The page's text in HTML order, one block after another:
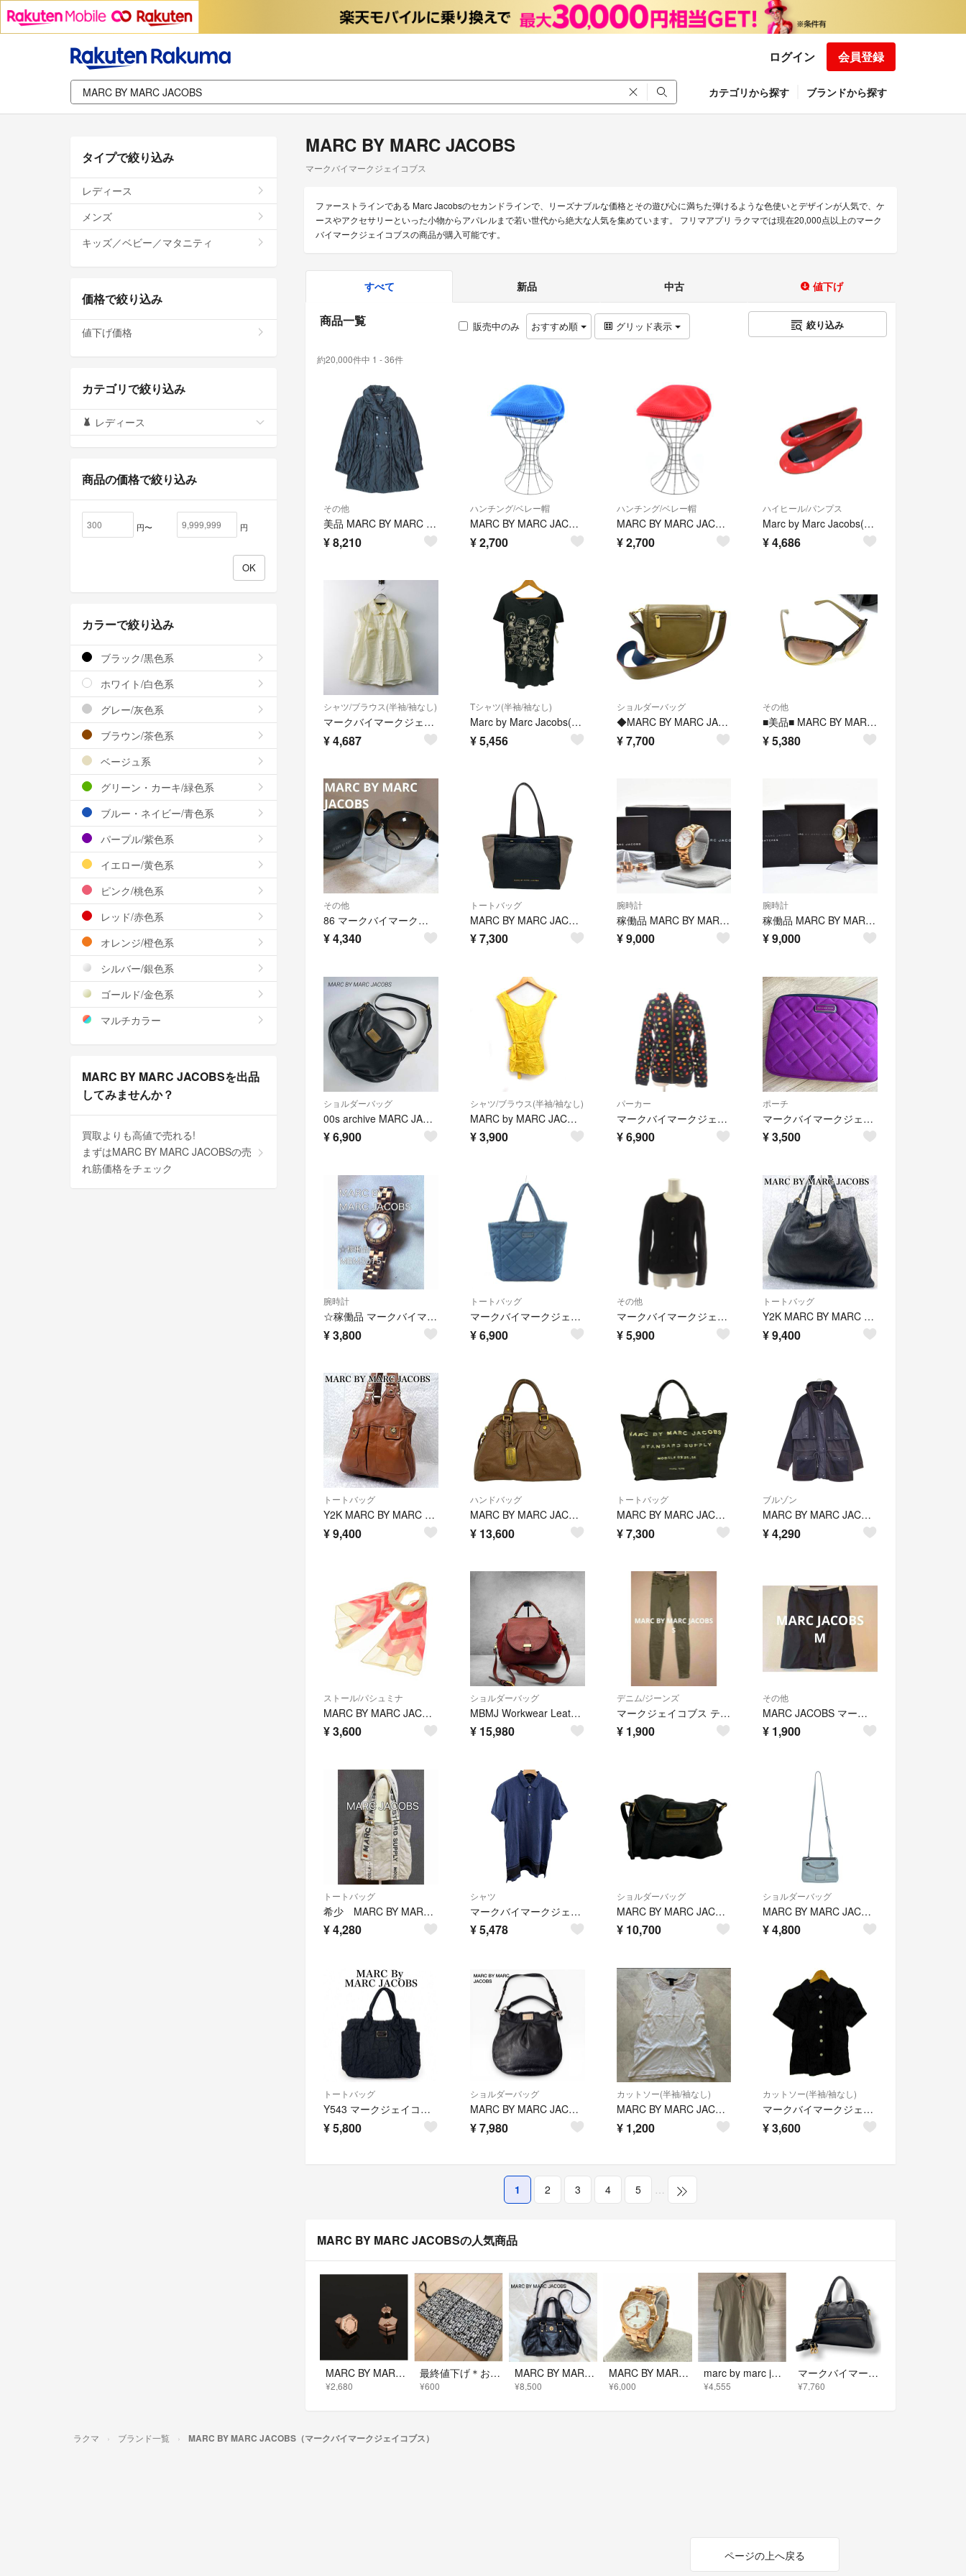
ログイン 会員登録
カテゴリから探す ブランドから探す
MARC BY MARC JACOBS
マークバイマークジェイコブス
ファーストラインである Marc Jacobsのセカンドラインで、リーズナブルな価格とその遊び心に満ちた弾けるような色使いとデザインが人気で、ケ
ースやアクセサリーといった小物からアパレルまで若い世代から絶大な人気を集めています。 フリマアプリ ラクマでは現在20,000点以上のマーク
バイマークジェイコブスの商品が購入可能です。
すべて 新品 中古 値下げ
商品一覧 販売中のみ おすすめ順 グリッド表示 絞り込み
約20,000件中 1 - 36件
その他
美品 MARC BY MARC JACOBS マークバイマークジェイコブス ダブルボタン 中綿 キルティングコート ミディ丈 ジャケット XS ブラック レディース 古着 中古 USED
¥8,210
ハンチング/ベレー帽
MARC BY MARC JACOBS ハンチング・ベレー帽 青 【古着】【中古】【送料無料】
¥2,700
ハンチング/ベレー帽
MARC BY MARC JACOBS ハンチング・ベレー帽 赤 【古着】【中古】【送料無料】
¥2,700
ハイヒール/パンプス
Marc by Marc Jacobs(マークバイマークジェイコブス) シューズ
¥4,686
シャツ/ブラウス(半袖/袖なし)
マークバイマークジェイコブス MARC BY MARC JACOBS ノースリーブシャツ 6 アイボリー∥ラウンドカラー ワークシャツ調【2400015100593】
¥4,687
Tシャツ(半袖/袖なし)
Marc by Marc Jacobs(マークバイマークジェイコブス) トップス
¥5,456
ショルダーバッグ
◆MARC BY MARC JACOBS マークジェイコブス Luna Crossbody ショルダーバッグ 本革 牛革 レザー バッグ M0004365 027 レディース
¥7,700
その他
■美品■ MARC BY MARC JACOBS マークバイマークジェイコブス MMJ 268/S ハート べっ甲調 サングラス メガネ 眼鏡 ブラウン系 DP5332
¥5,380
その他
86 マークバイマークジェイコブス サングラス 度無 MMJ310/F/S
¥4,340
トートバッグ
MARC BY MARC JACOBS(マークバイマークジェイコブス) トートバッグ美品 - M0002365B 黒×グレーベージュ×ダークブラウン レザー
¥7,300
腕時計
稼働品 MARC BY MARC JACOBS レディース腕時計 ローズゴールド
¥9,000
腕時計
稼働品 MARC BY MARC JACOBS レディース腕時計 ゴールド
¥9,000
ショルダーバッグ
00s archive MARC JACOBS shoulder bag y2k
¥6,900
シャツ/ブラウス(半袖/袖なし)
MARC by MARC JACOBS シルクジャガード ブラウス ノースリーブ
¥3,900
パーカー
マークバイマークジェイコブス 美品 ジップパーカー XS 紺 ネイビー ドット柄
¥6,900
ポーチ
マークバイマークジェイコブス タブレットケース
¥3,500
腕時計
☆稼働品 マークバイマークジェイコブス クオーツ MBM3075 腕時計
¥3,800
トートバッグ
マークバイマークジェイコブス CROSBY QUILT TOTE クロスビー
¥6,900
その他
マークバイマークジェイコブス ノーカラージャケット 長袖 ウール XS 黒
¥5,900
トートバッグ
Y2K MARC BY MARC JACOBS レザー トートバッグ 黒 肩掛け ゴールドプレート ヴィンテージ アーカイブ
¥9,400
トートバッグ
Y2K MARC BY MARC JACOBS レザー トートバッグ ターンロック シボ革 本革 ヴィンテージ アーカイブ 肩掛け
¥9,400
ハンドバッグ
MARC BY MARC JACOBS(マークバイマークジェイコブス) ハンドバッグ クラシックQベイビーグルービー グレーベージュ レザー
¥ 13,600
トートバッグ
MARC BY MARC JACOBS(マークバイマークジェイコブス) トートバッグ - M3121206 カーキ
¥7,300
ブルゾン
MARC BY MARC JACOBS 異素材切り替え ジャケット ブルゾン ブラック系 レディース マークバイマークジェイコブス【中古】6-0722M∞
¥4,290
ストール/パシュミナ
MARC BY MARC JACOBS ストール 白 【古着】【中古】【送料無料】
¥3,600
ショルダーバッグ
MBMJ Workwear Leather 2Way Bag 3383
¥ 15,980
デニム/ジーンズ
マークジェイコブス テーパードパンツ デニム ジーンズ グリーン 緑 ストレッチ
¥ 1,900
その他
MARC JACOBS マークジェイコブス 膝丈スカート ブラック 黒 ウール
¥ 1,900
トートバッグ
希少 MARC BY MARC JACOBS トートバッグ グレー
¥4,280
シャツ
マークバイマークジェイコブス Marc by Marc Jacobs シャツ ポロシャツ RN#103927 メンズ
¥5,478
ショルダーバッグ
MARC BY MARC JACOBS(マークバイマークジェイコブス) ショルダーバッグ クラシックQナターシャ M3PE085 黒 レザー
¥ 10,700
ショルダーバッグ
MARC BY MARC JACOBS ショルダーバッグ 青 【古着】【中古】【送料無料】
¥4,800
トートバッグ
Y543 マークジェイコブス ロゴプレート キルティング バッグ レディース
¥5,800
ショルダーバッグ
MARC BY MARC JACOBS レザー ショルダーバッグ ハンドバッグ
¥7,980
カットソー(半袖/袖なし)
MARC BY MARC JACOBS ノースリーブチュニック XS
¥ 1,200
カットソー(半袖/袖なし)
マークバイマークジェイコブス 半袖シャツ トップス レディース 4サイズ ブラック MARC BY MARC JACOBS
¥3,600
1 2 3 4 5 …
MARC BY MARC JACOBSの人気商品
MARC BY MARC JACOBS 六角形 ピアス 正規品
¥2,680
最終値下げ＊おむつシート
¥600
MARC BY MARC JACOBS レザー 2wayバッグ 黒
¥8,500
MARC BY MARC JACOBS マークバイマークジェイコブス 腕時計 エイミーディンキー クォーツ/ MBM3078 ローズゴールドカラー レディース / 240001212559
¥6,000
marc by marc jacobs ポロシャツ メンズ カーキ
¥4,555
マークバイマークジェイコブス バッグ ハンドバッグ ショルダーバッグ 2WAY レザー サッチェル 本革 ブラック 黒 ゴールド金具 クラシック エレガント スタイリッシュ カジュアル 上品 お出かけ 旅行 デイリー 通勤 通学 定番 人気 S95
¥7,760
タイプで絞り込み
レディース
メンズ
キッズ／ベビー／マタニティ
価格で絞り込み
値下げ価格
カテゴリで絞り込み
レディース
商品の価格で絞り込み
円〜 円
カラーで絞り込み
ブラック/黒色系
ホワイト/白色系
グレー/灰色系
ブラウン/茶色系
ベージュ系
グリーン・カーキ/緑色系
ブルー・ネイビー/青色系
パープル/紫色系
イエロー/黄色系
ピンク/桃色系
レッド/赤色系
オレンジ/橙色系
シルバー/銀色系
ゴールド/金色系
マルチカラー
MARC BY MARC JACOBSを出品
してみませんか？
買取よりも高値で売れる!
まずはMARC BY MARC JACOBSの売
れ筋価格をチェック
ラクマ ブランド一覧 MARC BY MARC JACOBS（マークバイマークジェイコブス）
ページの上へ戻る